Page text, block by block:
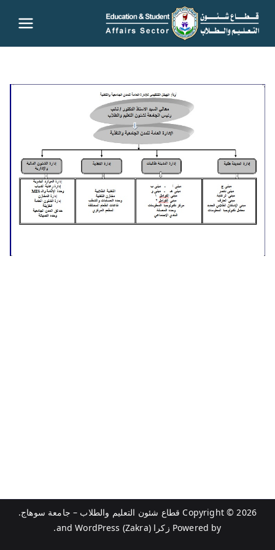
قطاع
التعليم
والطلاب
– جامعة
سوهاج
Copyright © 2026 قطاع شئون التعليم والطلاب – جامعة سوهاج.
Powered by زكرا (Zakra) WordPress
.